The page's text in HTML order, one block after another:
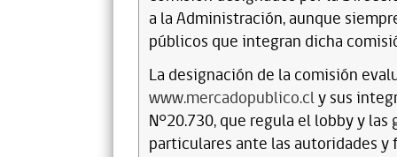
a la Administración, aunque
públicos que integran dicha
La designación de la comisión
www.mercadopublico.cly sus
N°20.730, que regula el lobby y
particulares ante las autoridades y